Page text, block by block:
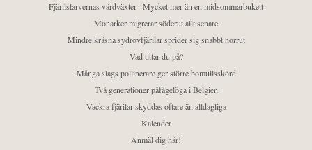
Fjärilslarvernas värdväxter– Mycket mer än en midsommarbukett
Monarker migrerar söderut allt senare
Mindre kräsna sydrovfjärilar sprider sig snabbt norrut
Vad tittar du på?
Många slags pollinerare ger större bomullsskörd
Två generationer påfågelöga i Belgien
Vackra fjärilar skyddas oftare än alldagliga
Kalender
Anmäl dig här!